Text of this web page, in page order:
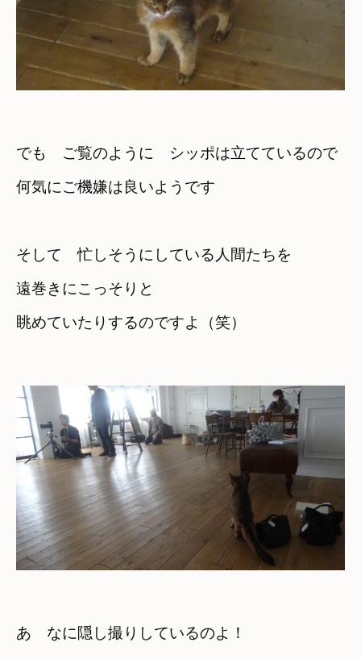
でも　ご覧のように　シッポは立てているので
何気にご機嫌は良いようです
そして　忙しそうにしている人間たちを
遠巻きにこっそりと
眺めていたりするのですよ（笑）
あ　なに隠し撮りしているのよ！